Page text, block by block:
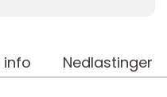
info Nedlastinger